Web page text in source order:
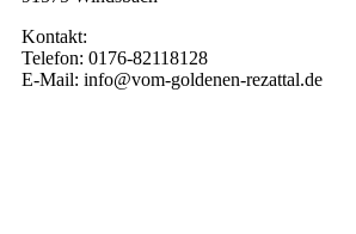
Kontakt:
Telefon: 0176-82118128
E-Mail: info@vom-goldenen-rezattal.de